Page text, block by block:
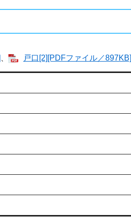
戸口​[2][PDFファイル／897KB]